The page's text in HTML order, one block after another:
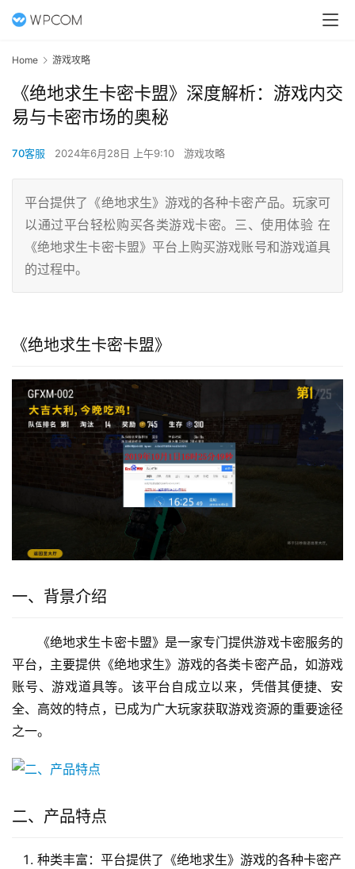
Home 游戏攻略
《绝地求生卡密卡盟》深度解析：游戏内交
易与卡密市场的奥秘
70客服 2024年6月28日 上午9:10 游戏攻略
平台提供了《绝地求生》游戏的各种卡密产品。玩家可
以通过平台轻松购买各类游戏卡密。三、使用体验 在
《绝地求生卡密卡盟》平台上购买游戏账号和游戏道具
的过程中。
《绝地求生卡密卡盟》
一、背景介绍
《绝地求生卡密卡盟》是一家专门提供游戏卡密服务的
平台，主要提供《绝地求生》游戏的各类卡密产品，如游戏
账号、游戏道具等。该平台自成立以来，凭借其便捷、安
全、高效的特点，已成为广大玩家获取游戏资源的重要途径
之一。
二、产品特点
种类丰富：平台提供了《绝地求生》游戏的各种卡密产